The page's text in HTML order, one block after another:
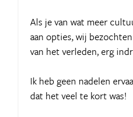
Als je van wat meer
aan opties, wij
van het verleden, erg
Ik heb geen nadelen
dat het veel te kort was!